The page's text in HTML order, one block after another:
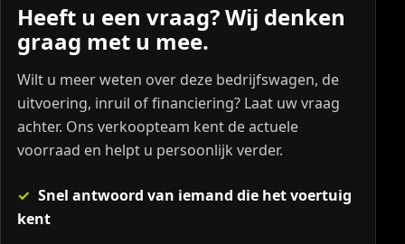
Heeft u een vraag? Wij denken
graag met u mee.
Wilt u meer weten over deze bedrijfswagen, de
uitvoering, inruil of financiering? Laat uw vraag
achter. Ons verkoopteam kent de actuele
voorraad en helpt u persoonlijk verder.
Snel antwoord van iemand die het voertuig
kent